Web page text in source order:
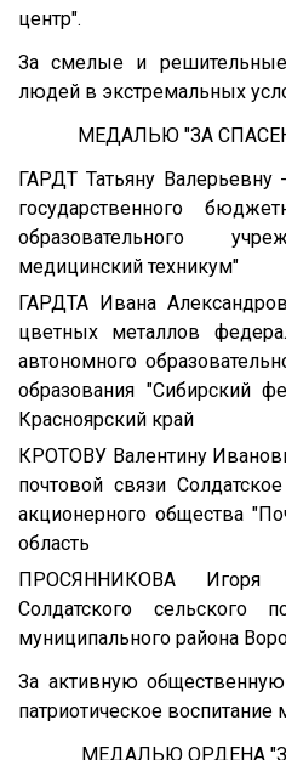
центр".
За смелые и
людей в экстремальных
МЕДАЛЬЮ "ЗА
ГАРДТ Татьяну Валерьевну
государственного
образовательного
медицинский техникум"
ГАРДТА Ивана
цветных металлов
автономного
образования "Сибирский
Красноярский край
КРОТОВУ Валентину
почтовой связи
акционерного общества
область
ПРОСЯННИКОВА Игоря
Солдатского сельского
муниципального района
За активную
патриотическое воспитание
МЕДАЛЬЮ ОРДЕНА